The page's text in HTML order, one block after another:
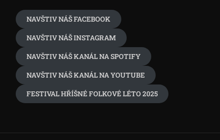
NAVŠTIV NÁŠ FACEBOOK
NAVŠTIV NÁŠ INSTAGRAM
NAVŠTIV NÁŠ KANÁL NA SPOTIFY
NAVŠTIV NÁŠ KANÁL NA YOUTUBE
FESTIVAL HŘÍŠNÉ FOLKOVÉ LÉTO 2025